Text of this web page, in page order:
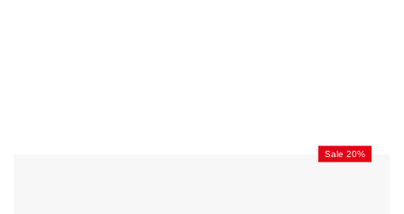
Sale 20%